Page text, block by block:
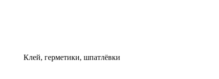
Клей, герметики, шпатлёвки